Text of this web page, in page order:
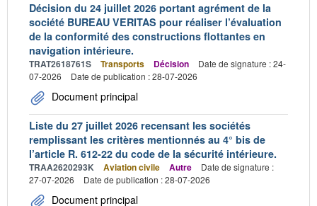
Décision du 24 juillet 2026 portant agrément de la
société BUREAU VERITAS pour réaliser l’évaluation
de la conformité des constructions flottantes en
navigation intérieure.
TRAT2618761S Transports Décision
Date de signature : 24-
07-2026
Date de publication : 28-07-2026
Document principal
Liste du 27 juillet 2026 recensant les sociétés
remplissant les critères mentionnés au 4° bis de
l’article R. 612-22 du code de la sécurité intérieure.
TRAA2620293K Aviation civile Autre
Date de signature :
27-07-2026
Date de publication : 28-07-2026
Document principal